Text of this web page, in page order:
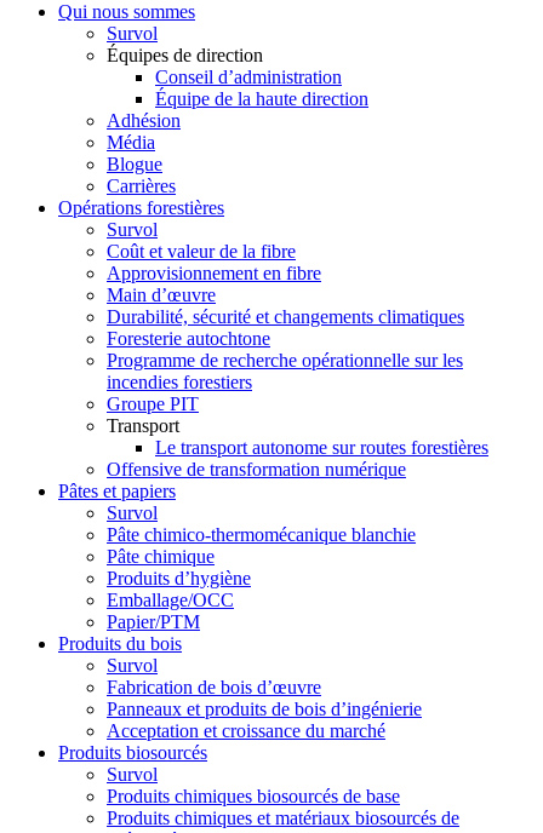
Qui nous sommes
Survol
Équipes de direction
Conseil d’administration
Équipe de la haute direction
Adhésion
Média
Blogue
Carrières
Opérations forestières
Survol
Coût et valeur de la fibre
Approvisionnement en fibre
Main d’œuvre
Durabilité, sécurité et changements climatiques
Foresterie autochtone
Programme de recherche opérationnelle sur les
incendies forestiers
Groupe PIT
Transport
Le transport autonome sur routes forestières
Offensive de transformation numérique
Pâtes et papiers
Survol
Pâte chimico-thermomécanique blanchie
Pâte chimique
Produits d’hygiène
Emballage/OCC
Papier/PTM
Produits du bois
Survol
Fabrication de bois d’œuvre
Panneaux et produits de bois d’ingénierie
Acceptation et croissance du marché
Produits biosourcés
Survol
Produits chimiques biosourcés de base
Produits chimiques et matériaux biosourcés de